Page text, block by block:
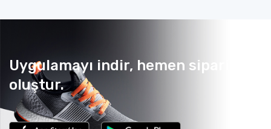
Uygulamayı indir, hemen sipariş
oluştur.